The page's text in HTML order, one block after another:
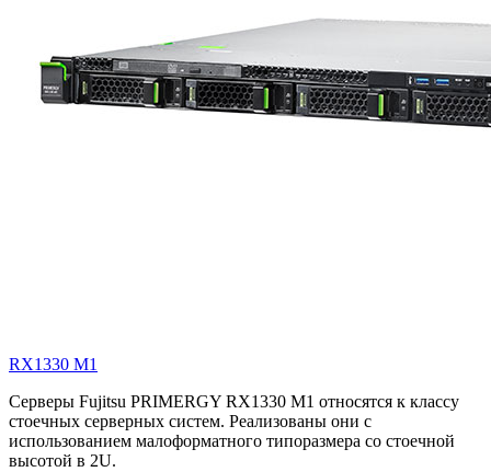
RX1330 M1
Серверы Fujitsu PRIMERGY RX1330 M1 относятся к классу
стоечных серверных систем. Реализованы они с
использованием малоформатного типоразмера со стоечной
высотой в 2U.